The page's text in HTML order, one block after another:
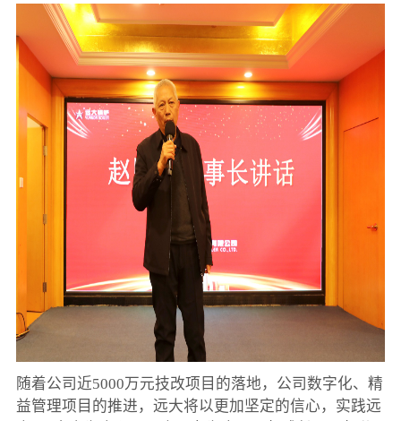
随着公司近5000万元技改项目的落地，公司数字化、精
益管理项目的推进，远大将以更加坚定的信心，实践远